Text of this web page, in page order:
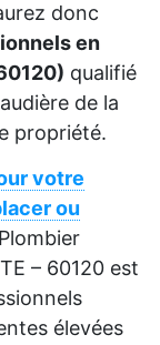
donc
en
qualifié
de la
propriété.
votre
ou
Plombier
– 60120 est
élevées